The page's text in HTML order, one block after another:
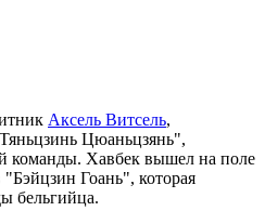
Аксель Витсель,
Цюаньцзянь",
команды. Хавбек вышел на поле
Гоань", которая
бельгийца.